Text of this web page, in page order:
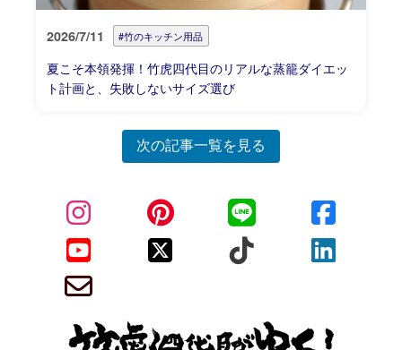
2026/7/11 #竹のキッチン用品
夏こそ本領発揮！竹虎四代目のリアルな蒸籠ダイエッ
ト計画と、失敗しないサイズ選び
次の記事一覧を見る